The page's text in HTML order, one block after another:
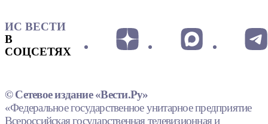
ИС ВЕСТИ
В
СОЦСЕТЯХ
© Сетевое издание «Вести.Ру»
«Федеральное государственное унитарное предприятие
Всероссийская государственная телевизионная и